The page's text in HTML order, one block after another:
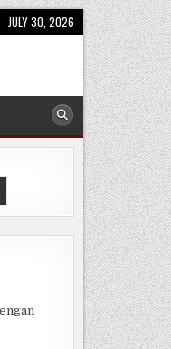
JULY 30, 2026